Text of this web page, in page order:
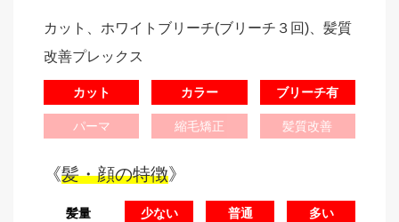
カット、ホワイトブリーチ(ブリーチ３回)、髪質
改善プレックス
カット カラー ブリーチ有
パーマ 縮毛矯正 髪質改善
《髪・顔の特徴》
髪量 少ない 普通 多い